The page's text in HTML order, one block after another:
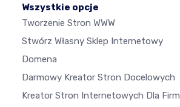
Wszystkie opcje
Tworzenie Stron WWW
Stwórz Własny Sklep Internetowy
Domena
Darmowy Kreator Stron Docelowych
Kreator Stron Internetowych Dla Firm